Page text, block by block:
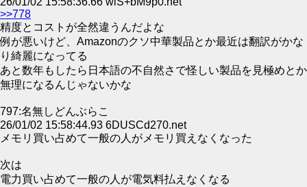
>>778
精度とコストが全然違うんだよな
例が悪いけど、Amazonのクソ中華製品とか最近は翻訳がかな
り綺麗になってる
あと数年もしたら日本語の不自然さで怪しい製品を見極めとか
無理になるんじゃないかな
797:名無しどんぶらこ
26/01/02 15:58:44.93 6DUSCd270.net
メモリ買い占めて一般の人がメモリ買えなくなった
次は
電力買い占めて一般の人が電気料払えなくなる